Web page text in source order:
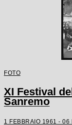
FOTO
XI Festival
Sanremo
1 FEBBRAIO 1961 - 06